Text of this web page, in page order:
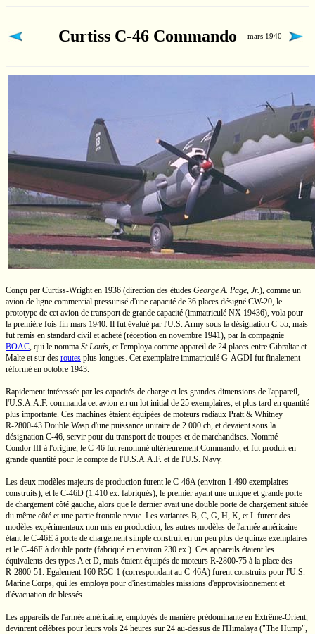
Curtiss C-46 Commando mars 1940
Conçu par Curtiss-Wrighten 1936 (direction des études George A. Page, Jr.), comme un
avion de ligne commercial pressurisé d'une capacité de 36 places désigné CW-20, le
prototype de cet avion de transport de grande capacité (immatriculé NX 19436), vola pour
la première fois fin mars 1940. Il fut évalué par l'U.S. Army sous la désignation C-55, mais
fut remis en standard civil et acheté (réception en novembre 1941), par la compagnie
BOAC, qui le nomma St Louis, et l'employa comme appareil de 24 places entre Gibraltar et
Malte et sur des routes plus longues. Cet exemplaire immatriculé G-AGDI fut finalement
réformé en octobre 1943.
Rapidement intéressée par les capacités de charge et les grandes dimensions de l'appareil,
l'U.S.A.A.F. commanda cet avion en un lot initial de 25 exemplaires, et plus tard en quantité
plus importante. Ces machines étaient équipées de moteurs radiaux Pratt & Whitney
R-2800-43 Double Wasp d'une puissance unitaire de 2.000 ch, et devaient sous la
désignation C-46, servir pour du transport de troupes et de marchandises. Nommé
Condor III à l'origine, le C-46 fut renommé ultérieurement Commando, et fut produit en
grande quantité pour le compte de l'U.S.A.A.F. et de l'U.S. Navy.
Les deux modèles majeurs de production furent le C-46A(environ 1.490 exemplaires
construits), et le C-46D (1.410 ex. fabriqués), le premier ayant une unique et grande porte
de chargement côté gauche, alors que le dernier avait une double porte de chargement située
du même côté et une partie frontale revue. Les variantes B, C, G, H, K, et L furent des
modèles expérimentaux non mis en production, les autres modèles de l'armée américaine
étant le C-46E à porte de chargement simple construit en un peu plus de quinze exemplaires
et le C-46F à double porte (fabriqué en environ 230 ex.). Ces appareils étaient les
équivalents des types A et D, mais étaient équipés de moteurs R-2800-75 à la place des
R-2800-51. Egalement 160 R5C-1 (correspondant au C-46A) furent construits pour l'U.S.
Marine Corps, qui les employa pour d'inestimables missions d'approvisionnement et
d'évacuation de blessés.
Les appareils de l'armée américaine, employés de manière prédominante en Extrême-Orient,
devinrent célèbres pour leurs vols 24 heures sur 24 au-dessus de l'Himalaya ("The Hump",